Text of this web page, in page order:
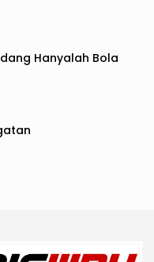
Hanyalah Bola